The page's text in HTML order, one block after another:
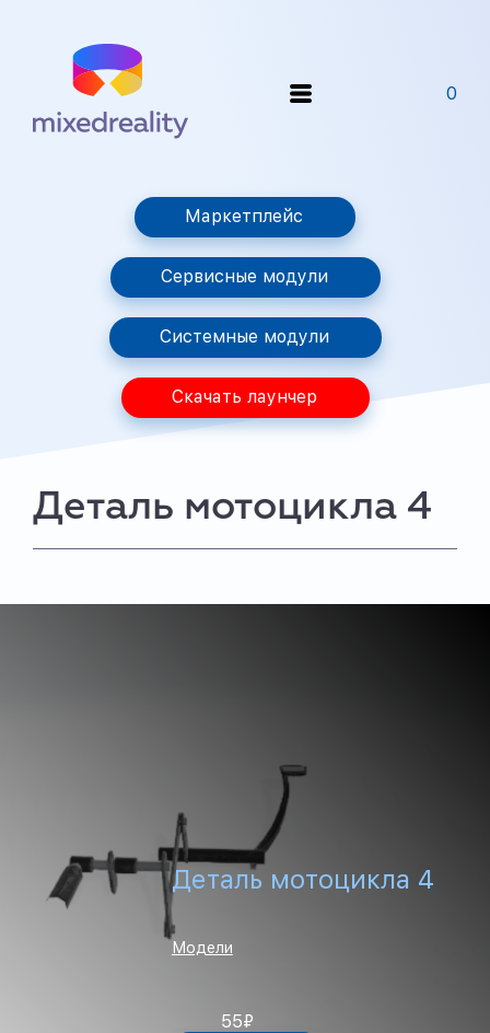
0
Маркетплейс
Сервисные модули
Системные модули
Скачать лаунчер
Деталь мотоцикла 4
Деталь мотоцикла 4
Модели
55₽